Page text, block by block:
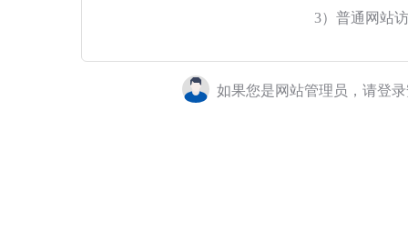
3）普通网站
如果您是网站管理员，请登